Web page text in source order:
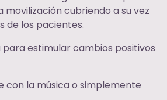
cubriendo a su vez
de los pacientes.
estimular cambios positivos
con la música o simplemente